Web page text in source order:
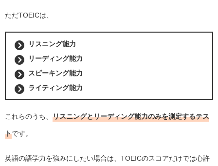
ただTOEICは、
リスニング能力
リーディング能力
スピーキング能力
ライティング能力
これらのうち、 リスニングとリーディング能力のみを測定するテス
トです。
英語の語学力を強みにしたい場合は、TOEICのスコアだけでは心許